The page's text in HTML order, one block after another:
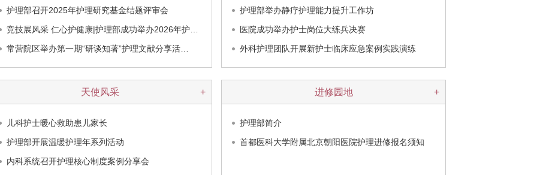
护理部召开2025年护理研究基金结题评审会
竞技展风采 仁心护健康|护理部成功举办2026年护…
常营院区举办第一期“研谈知著”护理文献分享活…
护理部举办静疗护理能力提升工作坊
医院成功举办护士岗位大练兵决赛
外科护理团队开展新护士临床应急案例实践演练
天使风采 +
儿科护士暖心救助患儿家长
护理部开展温暖护理年系列活动
内科系统召开护理核心制度案例分享会
进修园地 +
护理部简介
首都医科大学附属北京朝阳医院护理进修报名须知